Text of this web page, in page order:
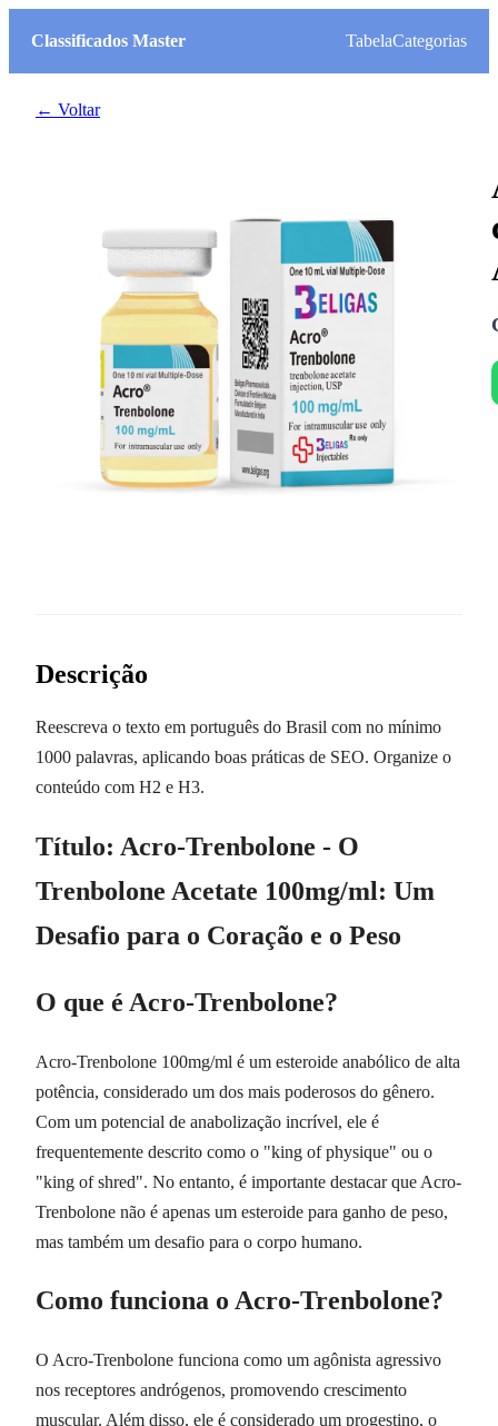
Classificados Master TabelaCategorias
← Voltar
Descrição
Reescreva o texto em português do Brasil com no mínimo
1000 palavras, aplicando boas práticas de SEO. Organize o
conteúdo com H2 e H3.
Título: Acro-Trenbolone - O
Trenbolone Acetate 100mg/ml: Um
Desafio para o Coração e o Peso
O que é Acro-Trenbolone?
Acro-Trenbolone 100mg/ml é um esteroide anabólico de alta
potência, considerado um dos mais poderosos do gênero.
Com um potencial de anabolização incrível, ele é
frequentemente descrito como o "king of physique" ou o
"king of shred". No entanto, é importante destacar que Acro-
Trenbolone não é apenas um esteroide para ganho de peso,
mas também um desafio para o corpo humano.
Como funciona o Acro-Trenbolone?
O Acro-Trenbolone funciona como um agônista agressivo
nos receptores andrógenos, promovendo crescimento
muscular. Além disso, ele é considerado um progestino, o